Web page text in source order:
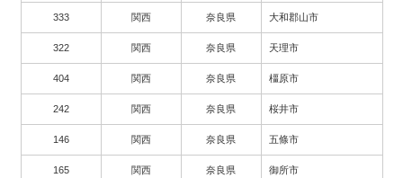
333 関西 奈良県 大和郡山市
322 関西 奈良県 天理市
404 関西 奈良県 橿原市
242 関西 奈良県 桜井市
146 関西 奈良県 五條市
165 関西 奈良県 御所市